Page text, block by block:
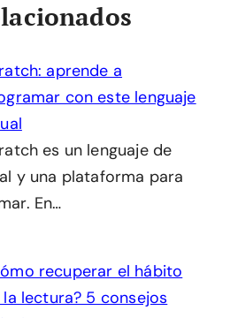
aprende a
con este lenguaje
es un lenguaje de
y una plataforma para
En…
recuperar el hábito
lectura? 5 consejos